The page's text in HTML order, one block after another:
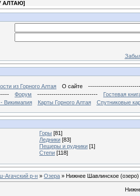
АЛТАЮ]
из Горного Алтая О сайте
Форум ------------------------------
Гостевая
Викимапия
Карты Горного Алтая Спутниковые
Горы [81]
Ледники [83]
Пещеры и рудники [1]
Степи [118]
Агачский р-н » Озера » Нижнее Шавлинское (озеро)